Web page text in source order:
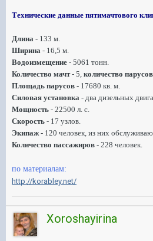
Технические данные пятимачтового
Длина - 133 м.
Ширина - 16,5 м.
Водоизмещение - 5061 тонн.
Количество мачт- 5, количество парусов
Площадь парусов - 17680 кв. м.
Силовая установка - два дизельных
Мощность - 22500 л. с.
Скорость - 17 узлов.
Экипаж - 120 человек, из них
Количество пассажиров - 228 человек.
по материалам:
http://korabley.net/
Xoroshayirina